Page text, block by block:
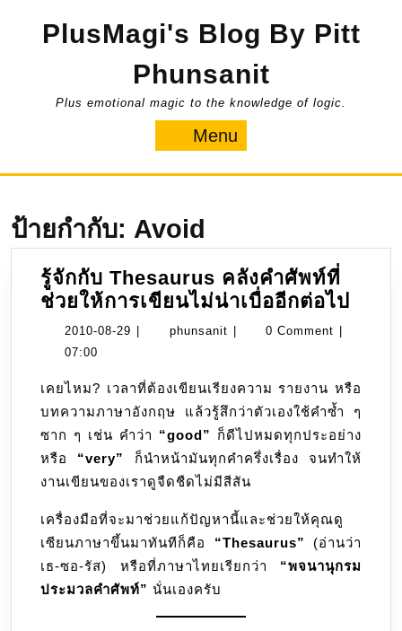
PlusMagi's Blog By Pitt
Phunsanit
Plus emotional magic to the knowledge of logic.
Menu
ป้ายกำกับ: Avoid
รู้จักกับ Thesaurus คลังคำศัพท์ที่
ช่วยให้การเขียนไม่น่าเบื่ออีกต่อไป
คำ
ศัพท์
ที่
ช่วย
ไม่
น่า
2010-08-29 2010- phunsanit phunsanit0 Comment
07:00
เคยไหม? เวลาที่ต้องเขียนเรียงความ รายงาน หรือ
บทความภาษาอังกฤษ แล้วรู้สึกว่าตัวเองใช้คำซ้ำ ๆ
ซาก ๆ เช่น คำว่า “good” ก็ดีไปหมดทุกประอย่าง
หรือ “very”
ก็นำหน้ามันทุกคำครึ่งเรื่อง จนทำให้
งานเขียนของเราดูจืดชืดไม่มีสีสัน
เครื่องมือที่จะมาช่วยแก้ปัญหานี้และช่วยให้คุณดู
เซียนภาษาขึ้นมาทันทีก็คือ “Thesaurus” (อ่านว่า
เธ-ซอ-รัส) หรือที่ภาษาไทยเรียกว่า “พจนานุกรม
ประมวลคำศัพท์” นั่นเองครับ